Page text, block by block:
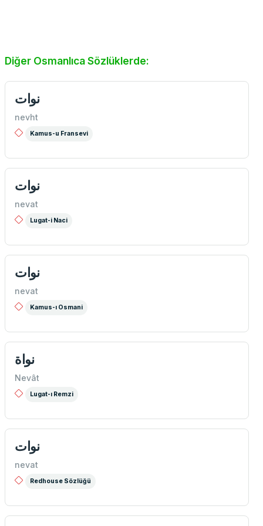
Diğer Osmanlıca Sözlüklerde:
نوات
nevht
Kamus-u Fransevi
نوات
nevat
Lugat-i Naci
نوات
nevat
Kamus-ı Osmani
نواة
Nevât
Lugat-ı Remzi
نوات
nevat
Redhouse Sözlüğü